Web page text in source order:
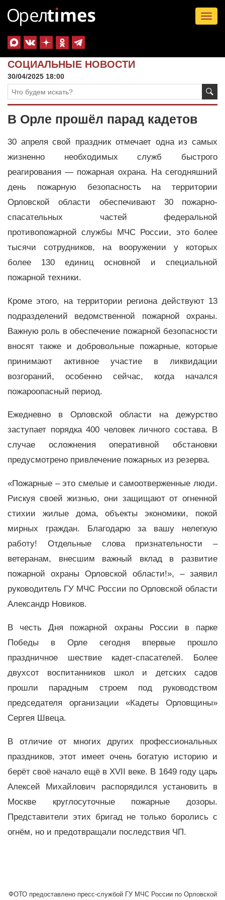
СОЦИАЛЬНЫЕ НОВОСТИ
30/04/2025 18:00
В Орле прошёл парад кадетов
30 апреля свой праздник отмечает одна из самых
жизненно необходимых служб быстрого
реагирования — пожарная охрана. На сегодняшний
день пожарную безопасность на территории
Орловской области обеспечивают 30 пожарно-
спасательных частей федеральной
противопожарной службы МЧС России, это более
тысячи сотрудников, на вооружении у которых
более 130 единиц основной и специальной
пожарной техники.
Кроме этого, на территории региона действуют 13
подразделений ведомственной пожарной охраны.
Важную роль в обеспечение пожарной безопасности
вносят также и добровольные пожарные, которые
принимают активное участие в ликвидации
возгораний, особенно сейчас, когда начался
пожароопасный период.
Ежедневно в Орловской области на дежурство
заступает порядка 400 человек личного состава. В
случае осложнения оперативной обстановки
предусмотрено привлечение пожарных из резерва.
«Пожарные – это смелые и самоотверженные люди.
Рискуя своей жизнью, они защищают от огненной
стихии жилые дома, объекты экономики, покой
мирных граждан. Благодарю за вашу нелегкую
работу! Отдельные слова признательности –
ветеранам, внесшим важный вклад в развитие
пожарной охраны Орловской области!», – заявил
руководитель ГУ МЧС России по Орловской области
Александр Новиков.
В честь Дня пожарной охраны России в парке
Победы в Орле сегодня впервые прошло
праздничное шествие кадет-спасателей. Более
двухсот воспитанников школ и детских садов
прошли парадным строем под руководством
председателя организации «Кадеты Орловщины»
Сергея Швеца.
В отличие от многих других профессиональных
праздников, этот имеет очень богатую историю и
берёт своё начало ещё в XVII веке. В 1649 году царь
Алексей Михайлович распорядился установить в
Москве круглосуточные пожарные дозоры.
Представители этих бригад не только боролись с
огнём, но и предотвращали последствия ЧП.
ФОТО предоставлено пресс-службой ГУ МЧС России по Орловской